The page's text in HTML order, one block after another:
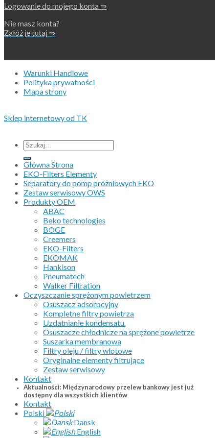
Logowanie do mojego konta ⇒
Nie masz konta?
Załóż je tutaj ⇒
Warunki Handlowe
Polityka prywatności
Mapa strony
Sklep internetowy od TK
Szukaj:
Główna Strona
EKO-Filters Elementy
Separatory do pomp próżniowych EKO
Zestaw serwisowy OWS
Produkty OEM
ABAC
Beko technologies
BOGE
Creemers
EKO-Filters
EKOMAK
Hankison
Pneumatech
Walker Filtration
Oczyszczanie sprężonym powietrzem
Osuszacz adsorpcyjny
Kompletne filtry powietrza
Uzdatnianie kondensatu.
Osuszacze chłodnicze na sprężone powietrze
Suszarka membranowa
Filtry oleju / filtry wlotowe
Oryginalne elementy filtrujące
Zestaw serwisowy
Kontakt
Aktualności: Międzynarodowy przelew bankowy jest już
dostępny dla wszystkich klientów
Kontakt
Polski
Dansk
English